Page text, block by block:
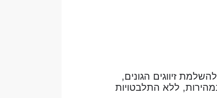
זיווגים הגונים,
ללא התלבטויות